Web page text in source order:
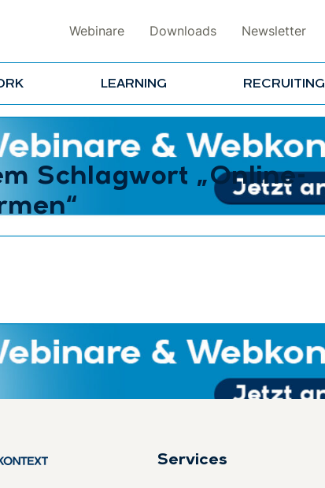
Webinare Downloads Newsletter
LEARNING RECRUITING
Schlagwort „Online-
Services